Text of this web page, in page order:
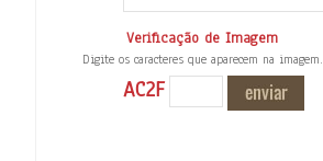
Verificação de Imagem
Digite os caracteres que aparecem na imagem.
AC2F